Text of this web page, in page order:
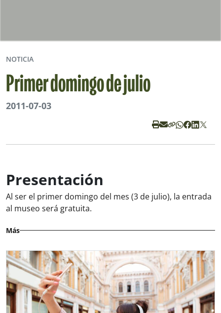
NOTICIA
Primer domingo de julio
2011-07-03
Presentación
Al ser el primer domingo del mes (3 de julio), la entrada
al museo será gratuita.
Más